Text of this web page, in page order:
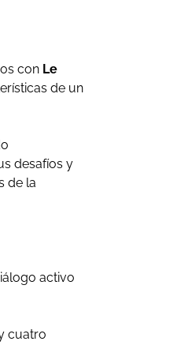
con Le
de un
desafíos y
de la
activo
cuatro